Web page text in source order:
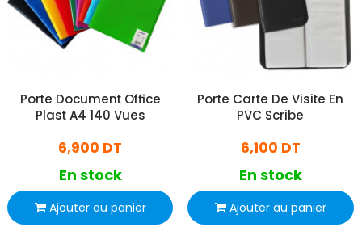
Porte Document Office
Plast A4 140 Vues
6,900 DT
En stock
Ajouter au panier
Porte Carte De Visite En
PVC Scribe
6,100 DT
En stock
Ajouter au panier